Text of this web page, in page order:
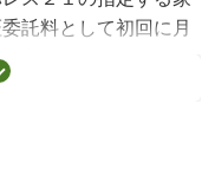
託料として初回に月
年毎に１０，０００
０万円以上の方：１
の方：１００％（保
００円～・維持費